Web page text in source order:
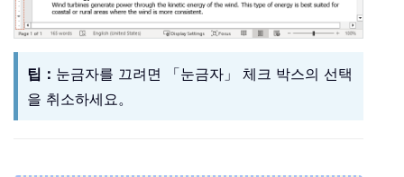
팁： 눈금자를 끄려면 「눈금자」 체크 박스의 선택
을 취소하세요。